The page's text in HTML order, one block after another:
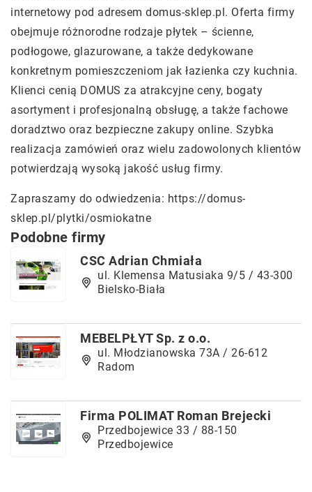
internetowy pod adresem domus-sklep.pl. Oferta firmy
obejmuje różnorodne rodzaje płytek – ścienne,
podłogowe, glazurowane, a także dedykowane
konkretnym pomieszczeniom jak łazienka czy kuchnia.
Klienci cenią DOMUS za atrakcyjne ceny, bogaty
asortyment i profesjonalną obsługę, a także fachowe
doradztwo oraz bezpieczne zakupy online. Szybka
realizacja zamówień oraz wielu zadowolonych klientów
potwierdzają wysoką jakość usług firmy.
Zapraszamy do odwiedzenia: https://domus-
sklep.pl/plytki/osmiokatne
Podobne firmy
CSC Adrian Chmiała
ul. Klemensa Matusiaka 9/5 / 43-300
Bielsko-Biała
MEBELPŁYT Sp. z o.o.
ul. Młodzianowska 73A / 26-612
Radom
Firma POLIMAT Roman Brejecki
Przedbojewice 33 / 88-150
Przedbojewice